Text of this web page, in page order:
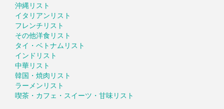
沖縄リスト
イタリアンリスト
フレンチリスト
その他洋食リスト
タイ・ベトナムリスト
インドリスト
中華リスト
韓国・焼肉リスト
ラーメンリスト
喫茶・カフェ・スイーツ・甘味リスト